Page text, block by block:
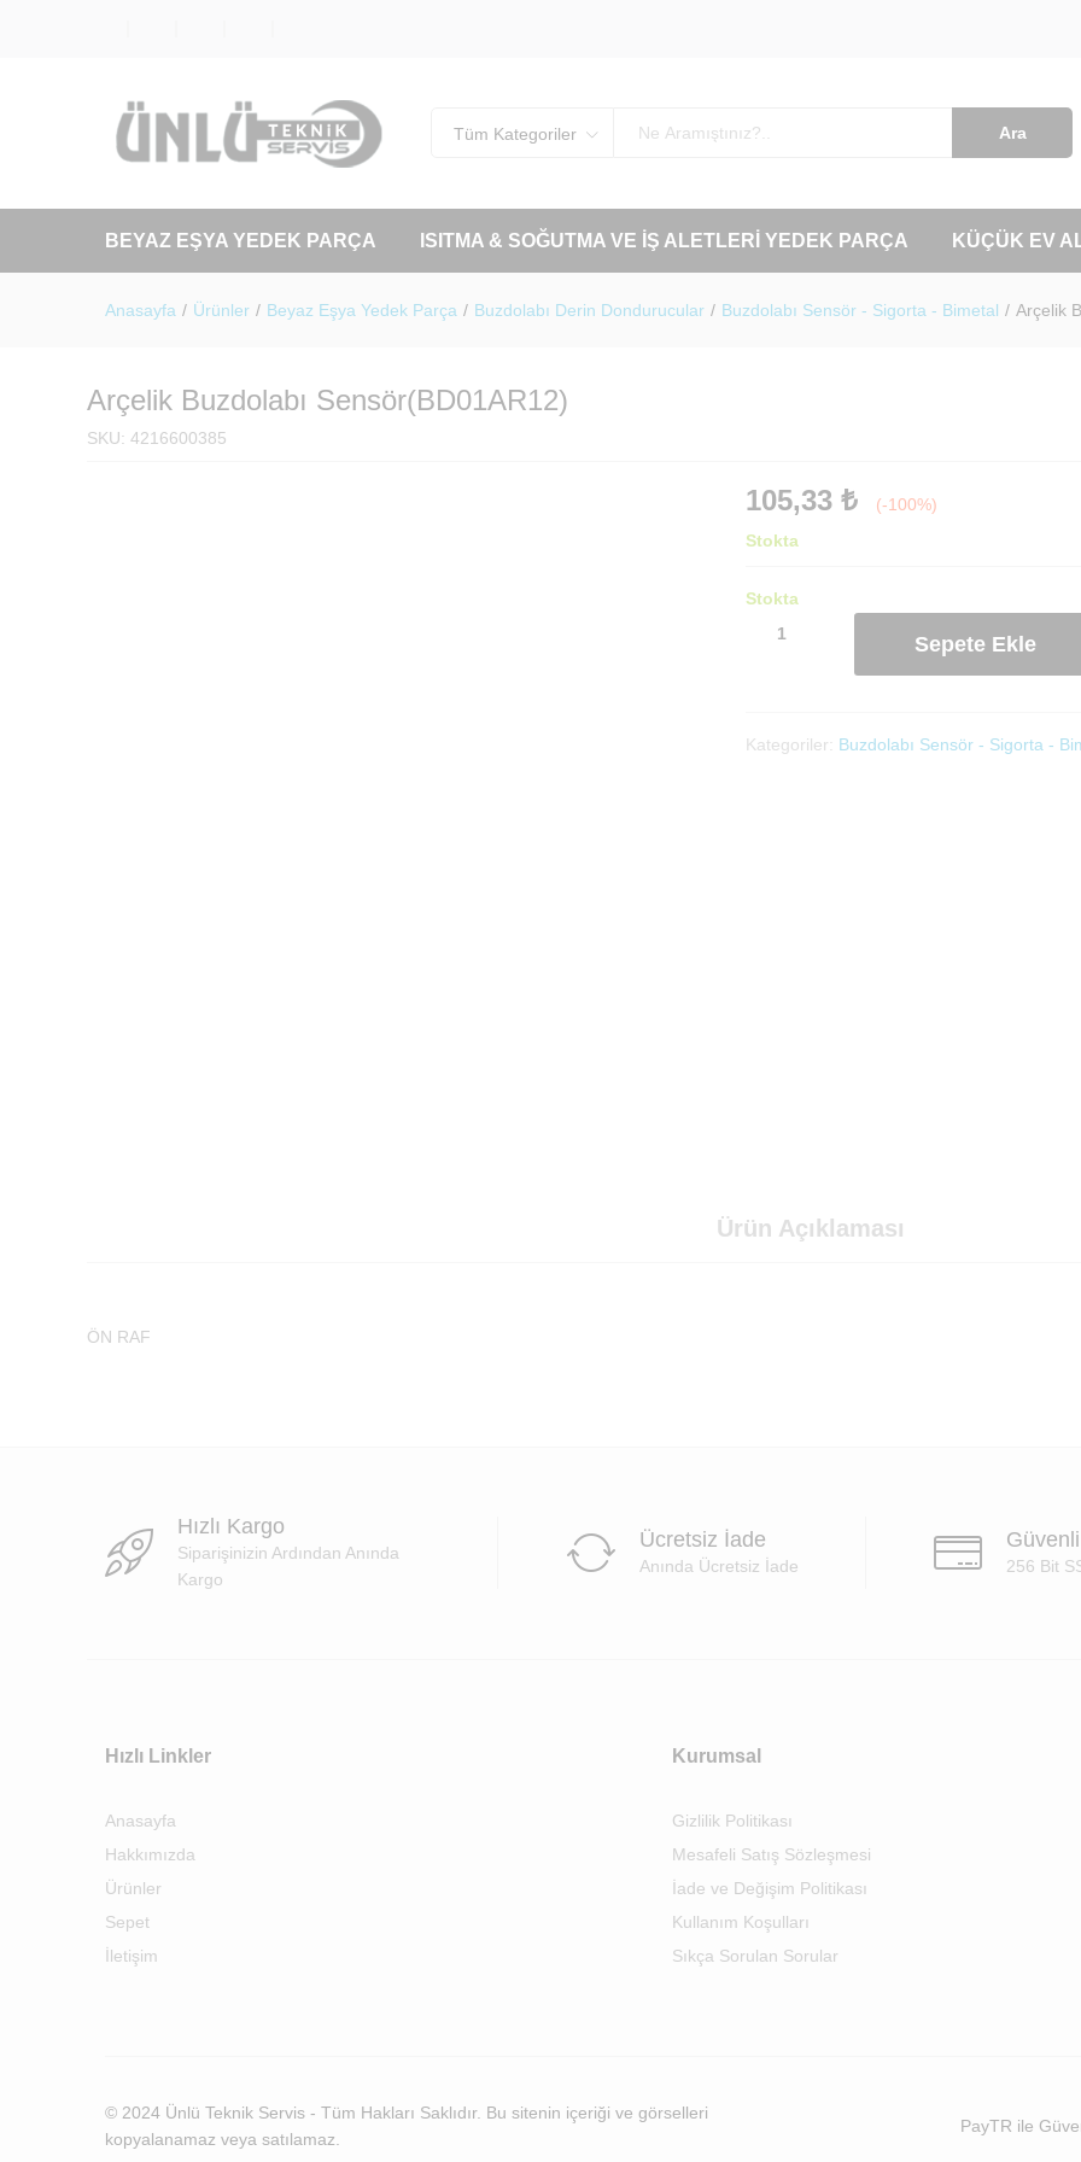
Tüm Kategoriler Ara
BEYAZ EŞYA YEDEK PARÇA ISITMA & SOĞUTMA VE İŞ ALETLERI YEDEK PARÇA KÜÇÜK EV
Anasayfa / Ürünler / Beyaz Eşya Yedek Parça / Buzdolabı Derin Dondurucular / Buzdolabı Sensör - Sigorta - Bimetal / Arçelik
Arçelik Buzdolabı Sensör(BD01AR12)
SKU: 4216600385
105,33 ₺
(-100%)
Stokta
Stokta
Arçelik
Sensör(BD01AR12)
Sepete Ekle
Kategoriler: Buzdolabı Sensör - Sigorta -
Ürün Açıklaması
ÖN RAF
Hızlı Kargo
Siparişinizin Ardından Anında
Kargo
Ücretsiz İade
Anında Ücretsiz İade 256 Bit
Hızlı Linkler
Anasayfa
Hakkımızda
Ürünler
Sepet
İletişim
Kurumsal
Gizlilik Politikası
Mesafeli Satış Sözleşmesi
İade ve Değişim Politikası
Kullanım Koşulları
Sıkça Sorulan Sorular
© 2024 Ünlü Teknik Servis - Tüm Hakları Saklıdır. Bu sitenin içeriği ve görselleri
kopyalanamaz veya satılamaz.
PayTR ile